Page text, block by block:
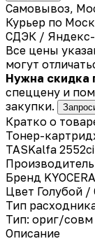
Самовывоз,
Курьер по
СДЭК /
Все цены
могут
Нужна скидка
спеццену и
закупки.
Кратко о
Тонер-
TASKalfa
Производитель
Бренд KYOCERA
Цвет Голубой /
Тип
Тип: ориг/совм
Описание